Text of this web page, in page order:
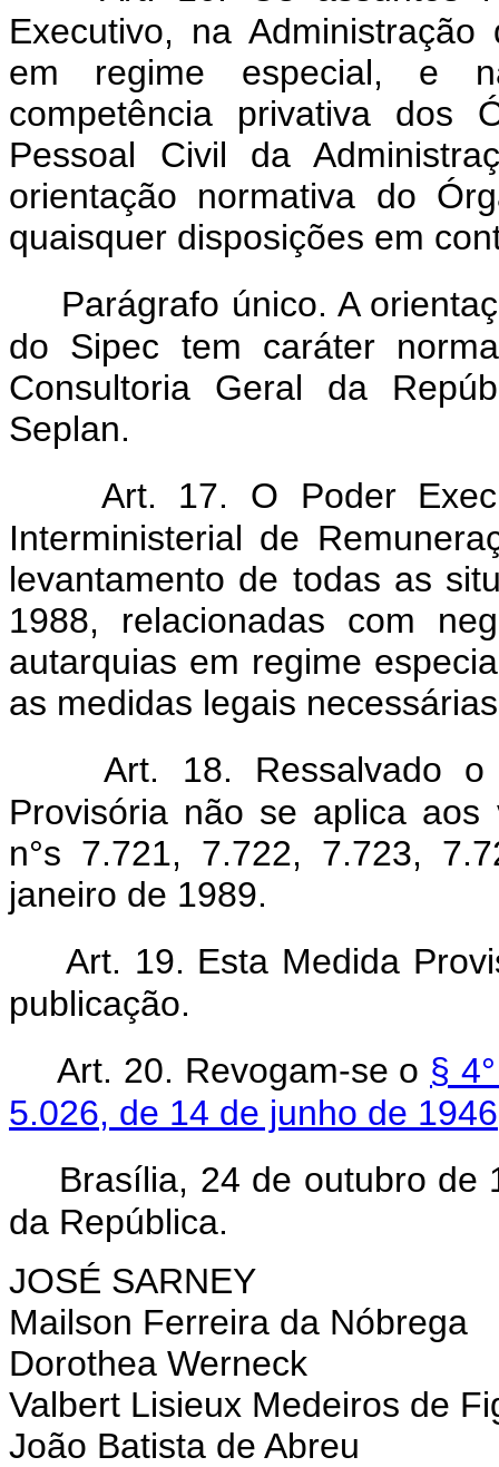
Executivo, na
em regime especial, e
competência privativa dos
Pessoal Civil da
orientação normativa do
quaisquer disposições em
Parágrafo único. A
do Sipec tem caráter
Consultoria Geral da
Seplan.
Art. 17. O Poder
Interministerial de
levantamento de todas as
1988, relacionadas com
autarquias em regime
as medidas legais
Art. 18. Ressalvado
Provisória não se aplica
n°s 7.721, 7.722, 7.723,
janeiro de 1989.
Art. 19. Esta Medida
publicação.
Art. 20. Revogam-se o §
5.026, de 14 de junho de 1946
Brasília, 24 de outubro de
da República.
JOSÉ SARNEY
Mailson Ferreira da Nóbrega
Dorothea Werneck
Valbert Lisieux Medeiros de
João Batista de Abreu